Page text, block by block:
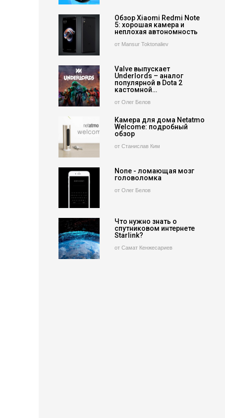
Обзор Xiaomi Redmi Note
5: хорошая камера и
неплохая автономность
от Mansur Toktonaliev
Valve выпускает
Underlords – аналог
популярной в Dota 2
кастомной…
от Олег Белов
Камера для дома Netatmo
Welcome: подробный
обзор
от Станислав Ким
None - ломающая мозг
головоломка
от Олег Белов
Что нужно знать о
спутниковом интернете
Starlink?
от Самат Кенжесариев